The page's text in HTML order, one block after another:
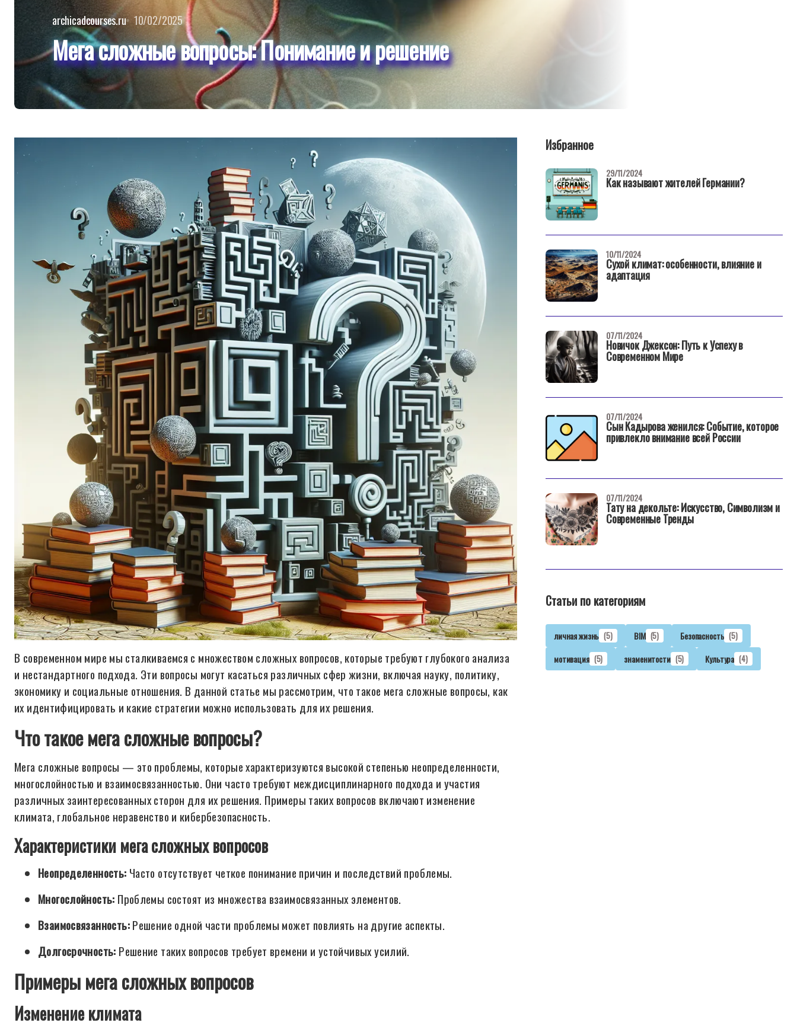
archicadcourses.ru 10/02/2025
Мега сложные вопросы: Понимание и решение
В современном мире мы сталкиваемся с множеством сложных вопросов, которые требуют глубокого анализа
и нестандартного подхода. Эти вопросы могут касаться различных сфер жизни, включая науку, политику,
экономику и социальные отношения. В данной статье мы рассмотрим, что такое мега сложные вопросы, как
их идентифицировать и какие стратегии можно использовать для их решения.
Что такое мега сложные вопросы?
Мега сложные вопросы — это проблемы, которые характеризуются высокой степенью неопределенности,
многослойностью и взаимосвязанностью. Они часто требуют междисциплинарного подхода и участия
различных заинтересованных сторон для их решения. Примеры таких вопросов включают изменение
климата, глобальное неравенство и кибербезопасность.
Характеристики мега сложных вопросов
Неопределенность: Часто отсутствует четкое понимание причин и последствий проблемы.
Многослойность: Проблемы состоят из множества взаимосвязанных элементов.
Взаимосвязанность:Решение одной части проблемы может повлиять на другие аспекты.
Долгосрочность: Решение таких вопросов требует времени и устойчивых усилий.
Примеры мега сложных вопросов
Изменение климата
Избранное
Как называют жителей Германии?
29/11/2024
Сухой климат: особенности, влияние и
адаптация
10/11/2024
Новичок Джексон: Путь к Успеху в
Современном Мире
07/11/2024
Сын Кадырова женился: Событие, которое
привлекло внимание всей России
07/11/2024
Тату на декольте: Искусство, Символизм и
Современные Тренды
07/11/2024
Статьи по категориям
личная жизнь (5) BIM (5) Безопасность (5)
мотивация (5) знаменитости (5) Культура (4)